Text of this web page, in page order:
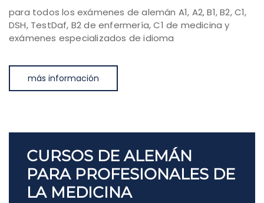
para todos los exámenes de alemán A1, A2, B1, B2, C1,
DSH, TestDaf, B2 de enfermería, C1 de medicina y
exámenes especializados de idioma
más información
CURSOS DE ALEMÁN
PARA PROFESIONALES DE
LA MEDICINA